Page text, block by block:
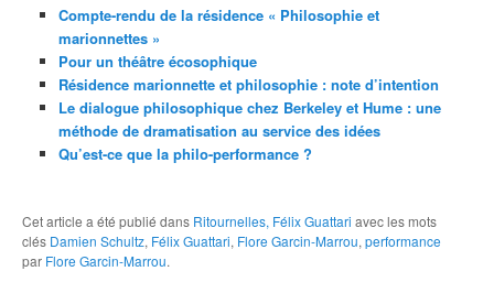
Compte-rendu de la résidence « Philosophie et
marionnettes »
Pour un théâtre écosophique
Résidence marionnette et philosophie : note d’intention
Le dialogue philosophique chez Berkeley et Hume : une
méthode de dramatisation au service des idées
Qu’est-ce que la philo-performance ?
Cet article a été publié dans Ritournelles, Félix Guattari avec les mots
clés Damien Schultz, Félix Guattari, Flore Garcin-Marrou, performance
par Flore Garcin-Marrou.